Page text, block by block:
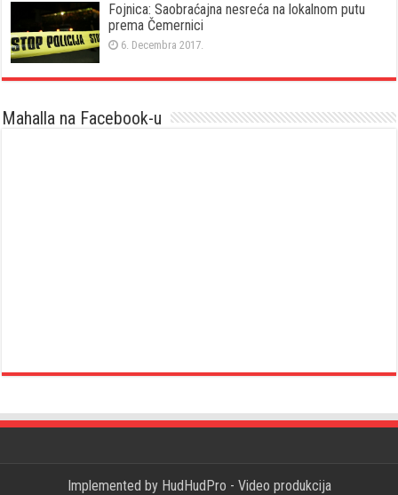
Fojnica: Saobraćajna nesreća na lokalnom putu
prema Čemernici
6. Decembra 2017.
Mahalla na Facebook-u
Implemented by HudHudPro - Video produkcija